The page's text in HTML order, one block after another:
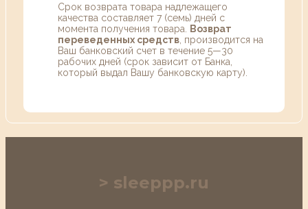
Срок возврата товара надлежащего
качества составляет 7 (семь) дней с
момента получения товара.
Возврат
переведенных средств , производится на
Ваш банковский счет в течение 5—30
рабочих дней (срок зависит от Банка,
который выдал Вашу банковскую карту).
sleeppp.ru